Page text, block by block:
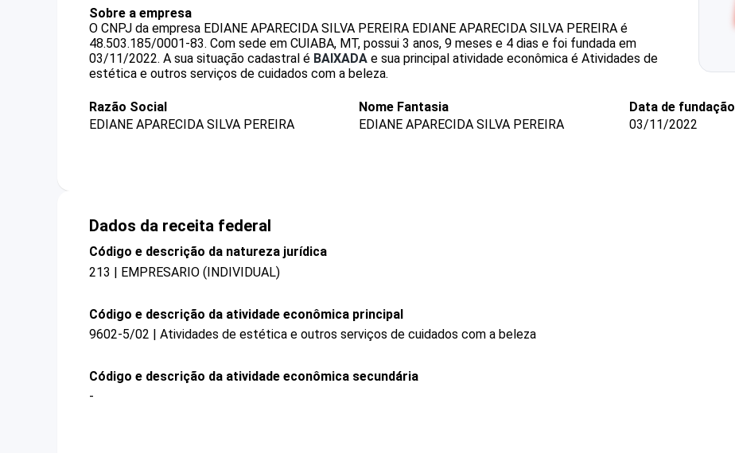
Sobre a empresa
O CNPJ da empresa EDIANE APARECIDA SILVA PEREIRA EDIANE APARECIDA SILVA PEREIRA é
48.503.185/0001-83. Com sede em CUIABA, MT, possui 3 anos, 9 meses e 4 dias e foi fundada em
03/11/2022. A sua situação cadastral é BAIXADA e sua principal atividade econômica é Atividades de
estética e outros serviços de cuidados com a beleza.
Razão Social
EDIANE APARECIDA SILVA PEREIRA
Nome Fantasia
EDIANE APARECIDA SILVA PEREIRA
Data de fundação
03/11/2022
Dados da receita federal
Código e descrição da natureza jurídica
213 | EMPRESARIO (INDIVIDUAL)
Código e descrição da atividade econômica principal
9602-5/02 | Atividades de estética e outros serviços de cuidados com a beleza
Código e descrição da atividade econômica secundária
-